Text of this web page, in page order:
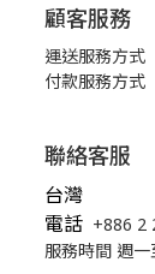
顧客服務
運送服務方式
付款服務方式
聯絡客服
台灣
電話 +886 2
服務時間 週